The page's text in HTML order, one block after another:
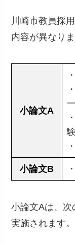
川崎市教員採
内容が異なりま
小論文A
小論文B
小論文Aは、次
実施されます